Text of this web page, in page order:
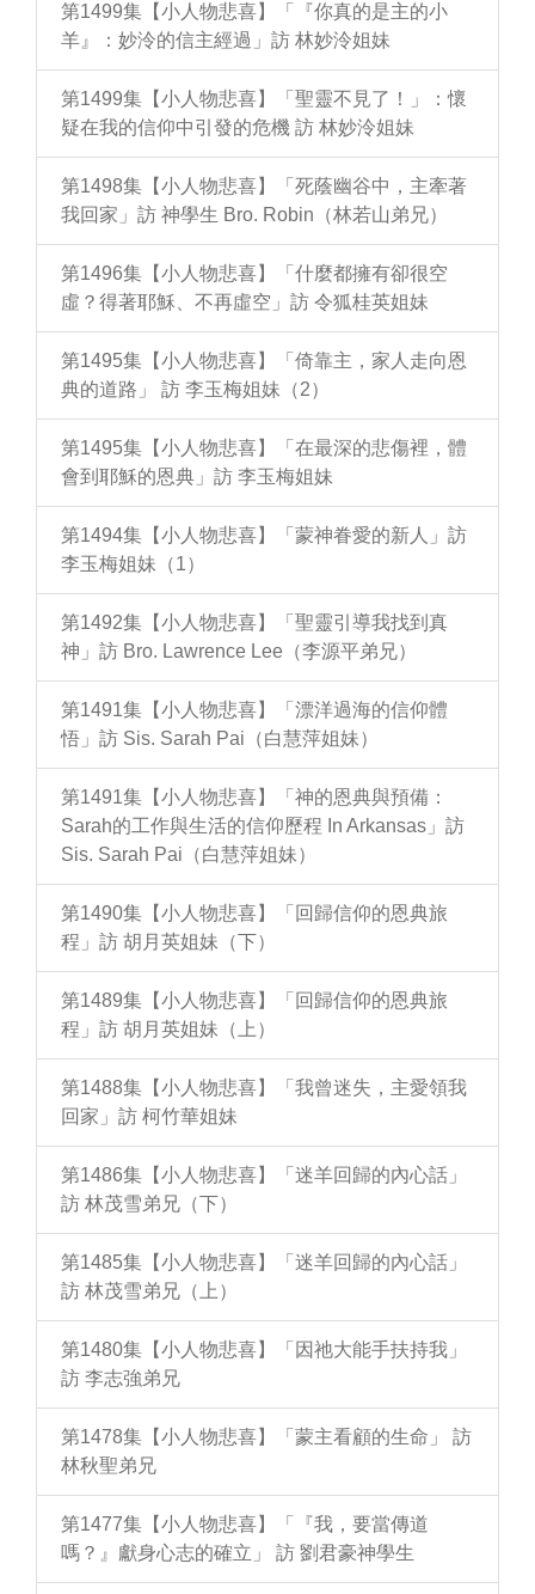
第1499集【小人物悲喜】「『你真的是主的小
羊』：妙泠的信主經過」訪 林妙泠姐妹
第1499集【小人物悲喜】「聖靈不見了！」：懷
疑在我的信仰中引發的危機 訪 林妙泠姐妹
第1498集【小人物悲喜】「死蔭幽谷中，主牽著
我回家」訪 神學生 Bro. Robin（林若山弟兄）
第1496集【小人物悲喜】「什麼都擁有卻很空
虛？得著耶穌、不再虛空」訪 令狐桂英姐妹
第1495集【小人物悲喜】「倚靠主，家人走向恩
典的道路」 訪 李玉梅姐妹（2）
第1495集【小人物悲喜】「在最深的悲傷裡，體
會到耶穌的恩典」訪 李玉梅姐妹
第1494集【小人物悲喜】「蒙神眷愛的新人」訪
李玉梅姐妹（1）
第1492集【小人物悲喜】「聖靈引導我找到真
神」訪 Bro. Lawrence Lee（李源平弟兄）
第1491集【小人物悲喜】「漂洋過海的信仰體
悟」訪 Sis. Sarah Pai（白慧萍姐妹）
第1491集【小人物悲喜】「神的恩典與預備：
Sarah的工作與生活的信仰歷程 In Arkansas」訪
Sis. Sarah Pai（白慧萍姐妹）
第1490集【小人物悲喜】「回歸信仰的恩典旅
程」訪 胡月英姐妹（下）
第1489集【小人物悲喜】「回歸信仰的恩典旅
程」訪 胡月英姐妹（上）
第1488集【小人物悲喜】「我曾迷失，主愛領我
回家」訪 柯竹華姐妹
第1486集【小人物悲喜】「迷羊回歸的內心話」
訪 林茂雪弟兄（下）
第1485集【小人物悲喜】「迷羊回歸的內心話」
訪 林茂雪弟兄（上）
第1480集【小人物悲喜】「因祂大能手扶持我」
訪 李志強弟兄
第1478集【小人物悲喜】「蒙主看顧的生命」 訪
林秋聖弟兄
第1477集【小人物悲喜】「『我，要當傳道
嗎？』獻身心志的確立」 訪 劉君豪神學生